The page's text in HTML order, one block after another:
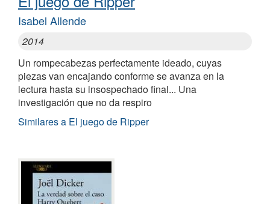
Isabel Allende
2014
Un rompecabezas perfectamente ideado, cuyas
piezas van encajando conforme se avanza en la
lectura hasta su insospechado final... Una
investigación que no da respiro
Similares a El juego de Ripper